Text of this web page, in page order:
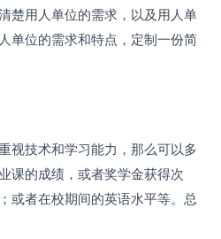
楚用人单位的需求，以及用人单
单位的需求和特点，定制一份简
视技术和学习能力，那么可以多
课的成绩，或者奖学金获得次
或者在校期间的英语水平等。总